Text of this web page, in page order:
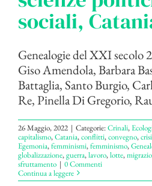
sociali,
Genealogie del XXI secolo
Giso Amendola, Barbara
Battaglia, Santo Burgio,
Re, Pinella Di Gregorio,
26 Maggio, 2022 | Categorie:Crinali,
capitalismo,Catania,conflitti,convegno,
Egemonia,femminismi,femminismo,
globalizzazione,guerra,lavoro,lotte,
sfruttamento | 0 Commenti
Continua a leggere